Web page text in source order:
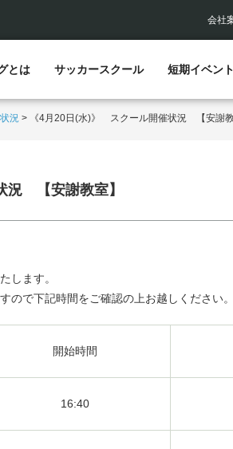
会社
とは サッカースクール 短期イベント
況 > 《4月20日(水)》 スクール開催状況 【安謝教
況 【安謝教室】
します。
ので下記時間をご確認の上お越しください。
開始時間
16:40